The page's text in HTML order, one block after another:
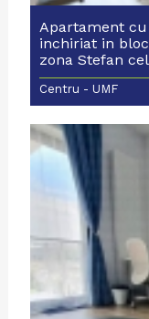
Apartament
inchiriat in
zona Stefan
Ipsilanti
Centru - UMF